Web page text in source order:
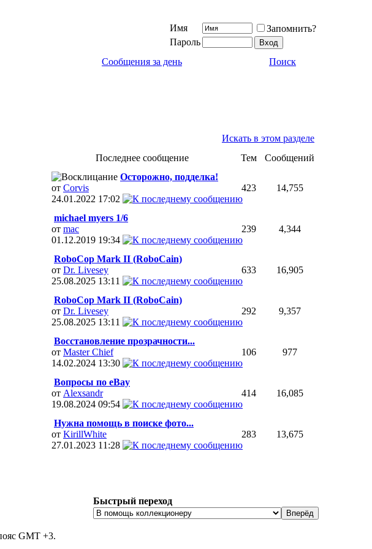
Имя
Запомнить?
Пароль
Сообщения за день Поиск
Искать в этом разделе
Последнее сообщение Тем
Сообщений
Осторожно, подделка!
от Corvis
24.01.2022 17:02
423 14,755
michael myers 1/6
от mac
01.12.2019 19:34
239 4,344
RoboCop Mark II (RoboCain)
от Dr. Livesey
25.08.2025 13:11
633 16,905
RoboCop Mark II (RoboCain)
от Dr. Livesey
25.08.2025 13:11
292 9,357
Восстановление прозрачности...
от Master Chief
14.02.2024 13:30
106 977
Вопросы по eBay
от Alexsandr
19.08.2024 09:54
414 16,085
Нужна помощь в поиске фото...
от KirillWhite
27.01.2023 11:28
283 13,675
Быстрый переход
GMT +3.